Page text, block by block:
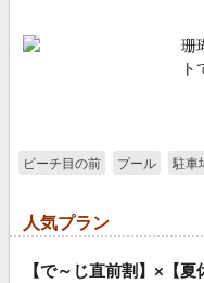
珊
ト
ビーチ目の前 プール 駐車
人気プラン
【で～じ直前割】×【